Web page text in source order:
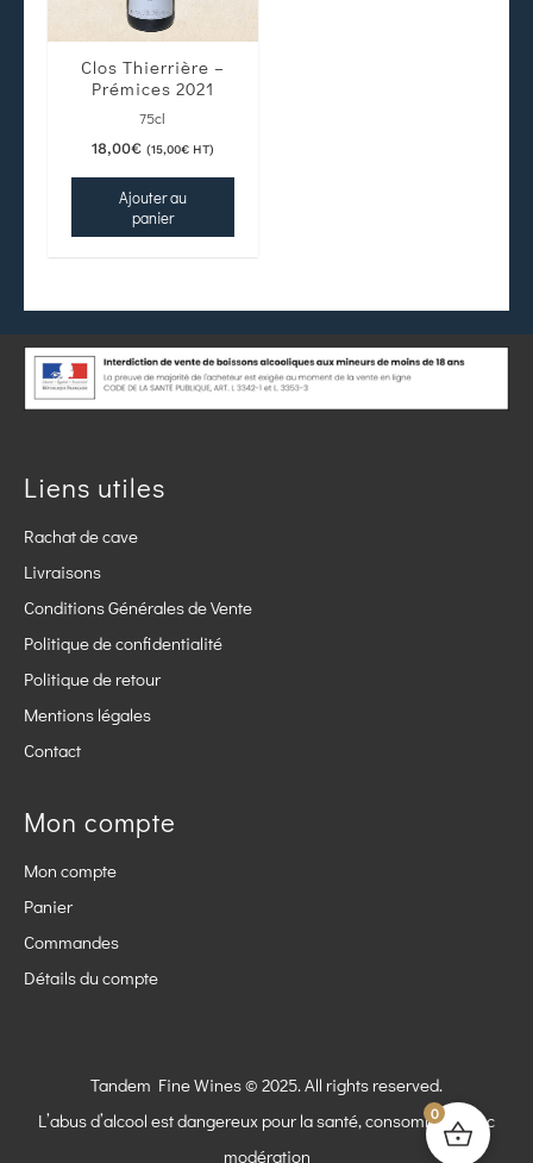
Clos Thierrière –
Prémices 2021
75cl
18,00€ (15,00€HT)
Ajouter au
panier
Liens utiles
Rachat de cave
Livraisons
Conditions Générales de Vente
Politique de confidentialité
Politique de retour
Mentions légales
Contact
Mon compte
Mon compte
Panier
Commandes
Détails du compte
Tandem Fine Wines © 2025. All rights reserved.
L’abus d’alcool est dangereux pour la santé, consommez avec
modération
0